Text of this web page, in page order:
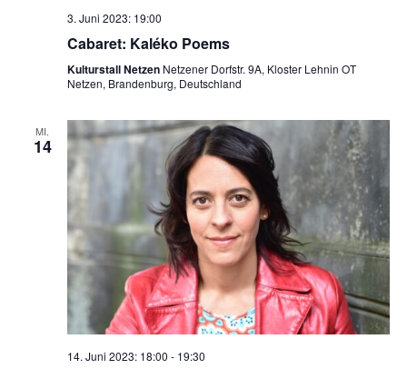
3. Juni 2023: 19:00
Cabaret: Kaléko Poems
Kulturstall Netzen Netzener Dorfstr. 9A, Kloster Lehnin OT
Netzen, Brandenburg, Deutschland
MI.
14
14. Juni 2023: 18:00 - 19:30